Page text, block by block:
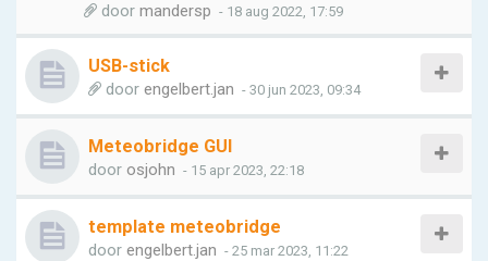
door mandersp - 18 aug 2022, 17:59
USB-stick
door engelbert.jan - 30 jun 2023, 09:34
Meteobridge GUI
door osjohn - 15 apr 2023, 22:18
template meteobridge
door engelbert.jan - 25 mar 2023, 11:22